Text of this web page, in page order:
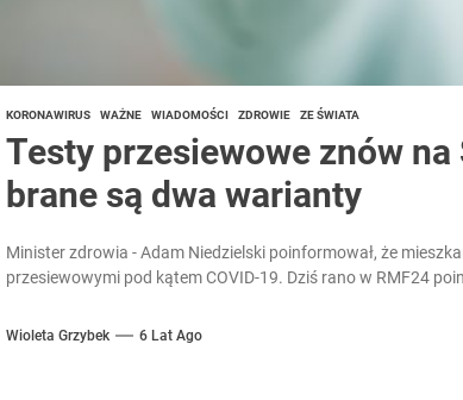
KORONAWIRUS WAŻNE WIADOMOŚCI ZDROWIE ZE ŚWIATA
Testy przesiewowe znów
brane są dwa warianty
Minister zdrowia - Adam Niedzielski poinformował, że
przesiewowymi pod kątem COVID-19. Dziś rano w RMF24
Wioleta Grzybek 6 Lat Ago